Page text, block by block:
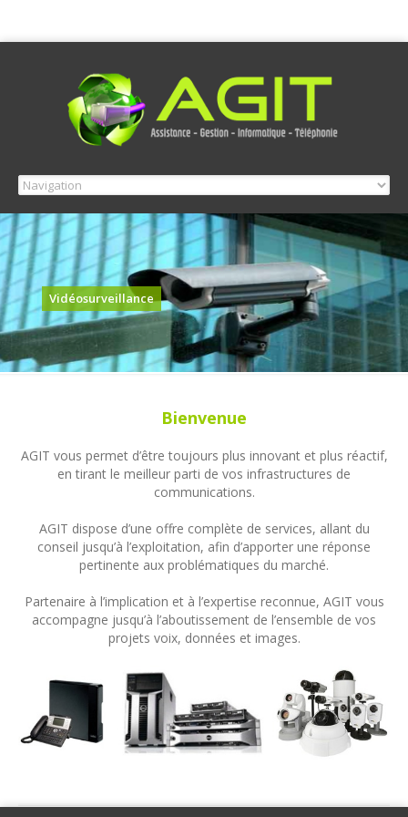
Vidéosurveillance
Bienvenue
AGIT vous permet d’être toujours plus innovant et plus réactif,
en tirant le meilleur parti de vos infrastructures de
communications.
AGIT dispose d’une offre complète de services, allant du
conseil jusqu’à l’exploitation, afin d’apporter une réponse
pertinente aux problématiques du marché.
Partenaire à l’implication et à l’expertise reconnue, AGIT vous
accompagne jusqu’à l’aboutissement de l’ensemble de vos
projets voix, données et images.